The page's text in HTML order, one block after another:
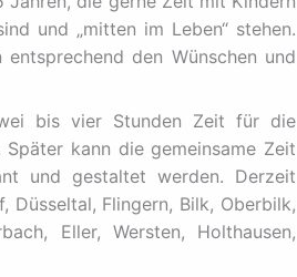
und „mitten im Leben“ stehen.
den Wünschen und
bis vier Stunden Zeit für die
kann die gemeinsame Zeit
und gestaltet werden. Derzeit
Flingern, Bilk, Oberbilk,
Eller, Wersten, Holthausen,